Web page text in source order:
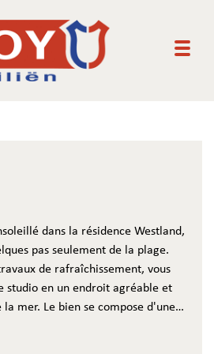
dans la résidence Westland,
pas seulement de la plage.
de rafraîchissement, vous
studio en un endroit agréable et
mer. Le bien se compose d'une
d'un salon lumineux avec